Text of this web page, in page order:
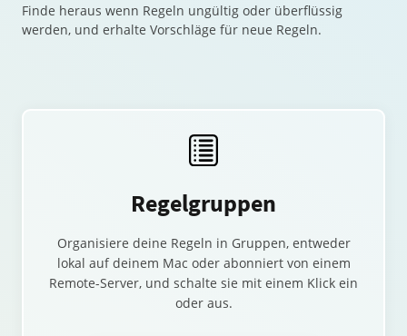
Finde heraus wenn Regeln ungültig oder überflüssig
werden, und erhalte Vorschläge für neue Regeln.
Regelgruppen
Organisiere deine Regeln in Gruppen, entweder
lokal auf deinem Mac oder abonniert von einem
Remote-Server, und schalte sie mit einem Klick ein
oder aus.